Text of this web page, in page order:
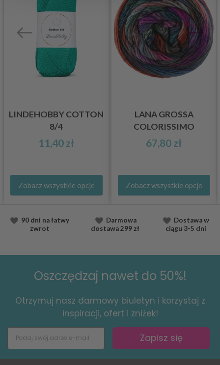
LINDEHOBBY COTTON
8/4
11,40 zł
Zobacz wszystkie opcje
LANA GROSSA
COLORISSIMO
67,80 zł
Zobacz wszystkie opcje
90 dni na łatwy
zwrot
Darmowa
dostawa299 zł
Dostawaw
ciągu 3-5 dni
Oszczędzaj nawet do 50%!
Otrzymuj nasz darmowy biuletyn i korzystaj z
inspiracji, ofert i zniżek!
Zapisz się